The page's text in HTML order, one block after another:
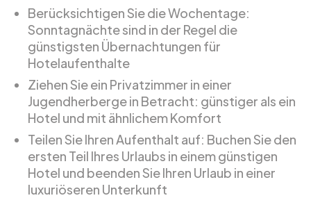
Berücksichtigen Sie die Wochentage:
Sonntagnächte sind in der Regel die
günstigsten Übernachtungen für
Hotelaufenthalte
Ziehen Sie ein Privatzimmer in einer
Jugendherberge in Betracht: günstiger als ein
Hotel und mit ähnlichem Komfort
Teilen Sie Ihren Aufenthalt auf: Buchen Sie den
ersten Teil Ihres Urlaubs in einem günstigen
Hotel und beenden Sie Ihren Urlaub in einer
luxuriöseren Unterkunft